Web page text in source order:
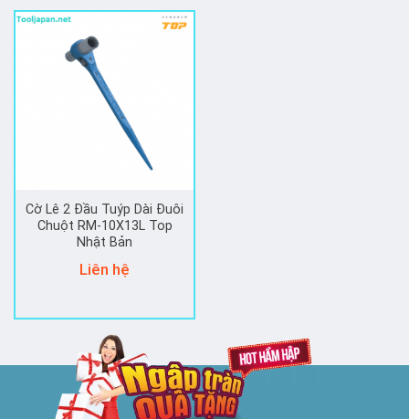
Cờ Lê 2 Đầu Tuýp Dài Đuôi
Chuột RM-10X13L Top
Nhật Bản
Liên hệ